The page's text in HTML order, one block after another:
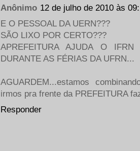
Anônimo 12 de julho de 2010 às
E O PESSOAL DA UERN???
SÃO LIXO POR CERTO???
APREFEITURA AJUDA O
DURANTE AS FÉRIAS DA UFRN...
AGUARDEM...estamos
irmos pra frente da PREFEITURA
Responder